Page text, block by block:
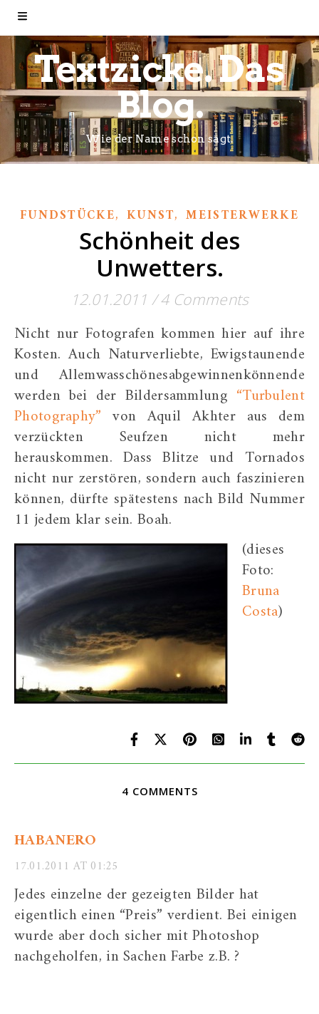
Textzicke. Das
Blog.
Wie der Name schon sagt.
FUNDSTÜCKE, KUNST,MEISTERWERKE
Schönheit des
Unwetters.
12.01.2011 / 4 Comments
Nicht nur Fotografen kommen hier auf ihre
Kosten. Auch Naturverliebte, Ewigstaunende
und Allemwasschönesabgewinnenkönnende
werden bei der Bildersammlung “Turbulent
Photography” von Aquil Akhter aus dem
verzückten Seufzen nicht mehr
herauskommen. Dass Blitze und Tornados
nicht nur zerstören, sondern auch faszinieren
können, dürfte spätestens nach Bild Nummer
11 jedem klar sein. Boah.
(dieses
Foto:
Bruna
Costa)
4 COMMENTS
HABANERO
17.01.2011 AT 01:25
Jedes einzelne der gezeigten Bilder hat
eigentlich einen “Preis” verdient. Bei einigen
wurde aber doch sicher mit Photoshop
nachgeholfen, in Sachen Farbe z.B. ?